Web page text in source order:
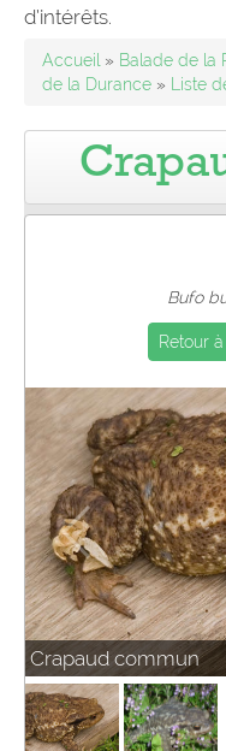
d’intérêts.
Accueil » Balade de la
de la Durance » Liste
Bufo
Retour
Crapaud commun